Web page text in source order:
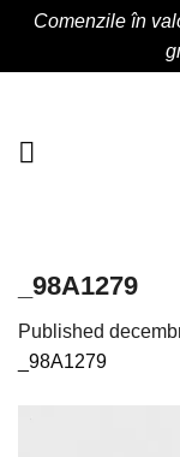
Comenzile în
content
_98A1279
Published
_98A1279